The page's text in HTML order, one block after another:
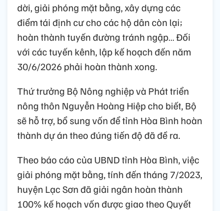
dời, giải phóng mặt bằng, xây dựng các
điểm tái định cư cho các hộ dân còn lại;
hoàn thành tuyến đường tránh ngập… Đối
với các tuyến kênh, lập kế hoạch đến năm
30/6/2026 phải hoàn thành xong.
Thứ trưởng Bộ Nông nghiệp và Phát triển
nông thôn Nguyễn Hoàng Hiệp cho biết, Bộ
sẽ hỗ trợ, bổ sung vốn để tỉnh Hòa Bình hoàn
thành dự án theo đúng tiến độ đã đề ra.
Theo báo cáo của UBND tỉnh Hòa Bình, việc
giải phóng mặt bằng, tính đến tháng 7/2023,
huyện Lạc Sơn đã giải ngân hoàn thành
100% kế hoạch vốn được giao theo Quyết